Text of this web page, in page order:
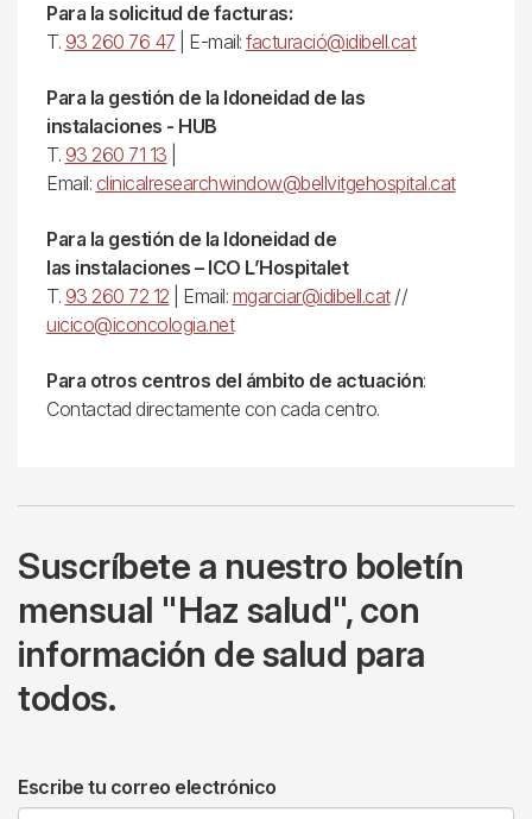
Para la solicitud de facturas:
T. 93 260 76 47 | E-mail: facturació@idibell.cat
Para la gestión de la Idoneidad de las
instalaciones - HUB
T. 93 260 71 13
Email: clinicalresearchwindow@bellvitgehospital.cat
Para la gestión de la Idoneidad de
las instalaciones – ICO L’Hospitalet
T. 93 260 72 12 | Email: mgarciar@idibell.cat//
uicico@iconcologia.net
Para otros centros del ámbito de actuación:
Contactad directamente con cada centro.
Suscríbete a nuestro boletín
mensual "Haz salud", con
información de salud para
todos.
Escribe tu correo electrónico